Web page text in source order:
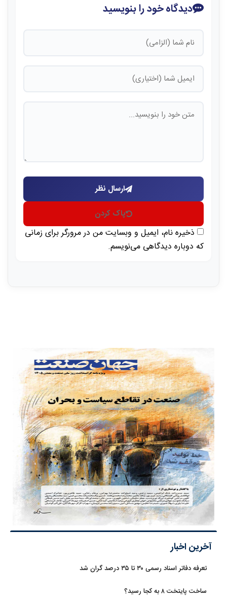
دیدگاه خود را بنویسید
ارسال نظر
پاک کردن
ذخیره نام، ایمیل و وبسایت من در مرورگر برای زمانی
که دوباره دیدگاهی می‌نویسم.
آخرین اخبار
تعرفه دفاتر اسناد رسمی ۳۰ تا ۳۵ درصد گران شد
ساخت پایتخت ۸ به کجا رسید؟